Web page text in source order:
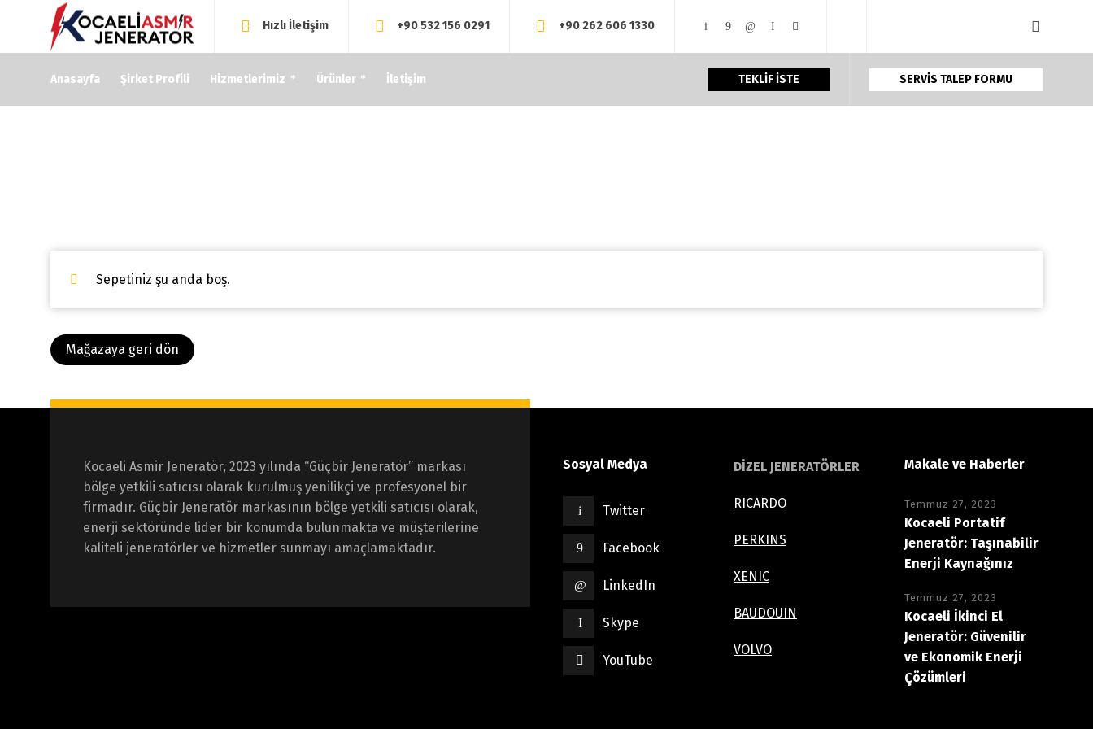
Hızlı İletişim +90 532 156 0291 +90 262 606 1330
Anasayfa Şirket Profili Hizmetlerimiz Ürünler İletişim TEKLİF İSTE SERVİS TALEP FORMU
Sepetiniz şu anda boş.
Mağazaya geri dön
Kocaeli Asmir Jeneratör, 2023 yılında “Güçbir Jeneratör” markası
bölge yetkili satıcısı olarak kurulmuş yenilikçi ve profesyonel bir
firmadır. Güçbir Jeneratör markasının bölge yetkili satıcısı olarak,
enerji sektöründe lider bir konumda bulunmakta ve müşterilerine
kaliteli jeneratörler ve hizmetler sunmayı amaçlamaktadır.
Sosyal Medya
Twitter
Facebook
LinkedIn
Skype
YouTube
DİZEL JENERATÖRLER
RICARDO
PERKINS
XENIC
BAUDOUIN
VOLVO
Makale ve Haberler
Temmuz 27, 2023
Kocaeli Portatif
Jeneratör: Taşınabilir
Enerji Kaynağınız
Temmuz 27, 2023
Kocaeli İkinci El
Jeneratör: Güvenilir
ve Ekonomik Enerji
Çözümleri